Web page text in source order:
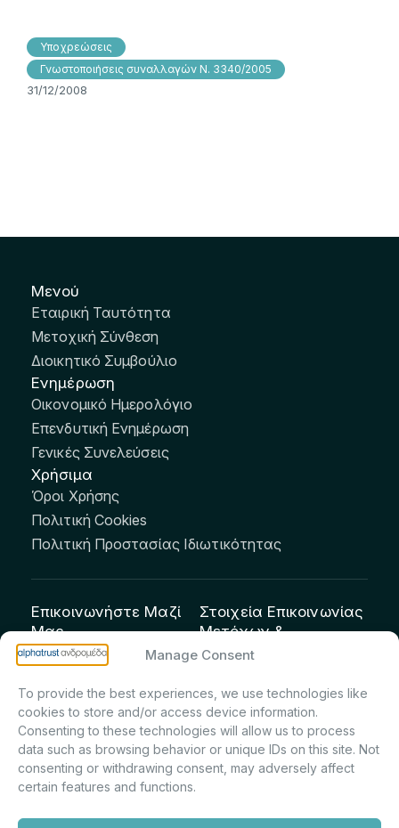
Manage Consent
To provide the best experiences, we use technologies like
cookies to store and/or access device information.
Consenting to these technologies will allow us to process
data such as browsing behavior or unique IDs on this site. Not
consenting or withdrawing consent, may adversely affect
certain features and functions.
Υποχρεώσεις
Γνωστοποιήσεις συναλλαγών Ν. 3340/2005
31/12/2008
Μενού
Εταιρική Ταυτότητα
Μετοχική Σύνθεση
Διοικητικό Συμβούλιο
Ενημέρωση
Οικονομικό Ημερολόγιο
Επενδυτική Ενημέρωση
Γενικές Συνελεύσεις
Χρήσιμα
Όροι Χρήσης
Πολιτική Cookies
Πολιτική Προστασίας Ιδιωτικότητας
Επικοινωνήστε Μαζί
Μας
info@andromeda.eu
Οδός Αριστείδου 1,
Κηφισιά Τ.Κ. 14561
Στοιχεία Επικοινωνίας
Μετόχων &
Επενδυτών:
Πρίντσιου – Corporate
Secretary & Investor
Relations – Τμήμα
Μετοχολογίου –
Ανακοινώσεων